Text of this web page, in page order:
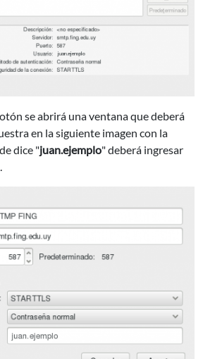
se abrirá una ventana que deberá
en la siguiente imagen con la
dice "juan.ejemplo" deberá ingresar